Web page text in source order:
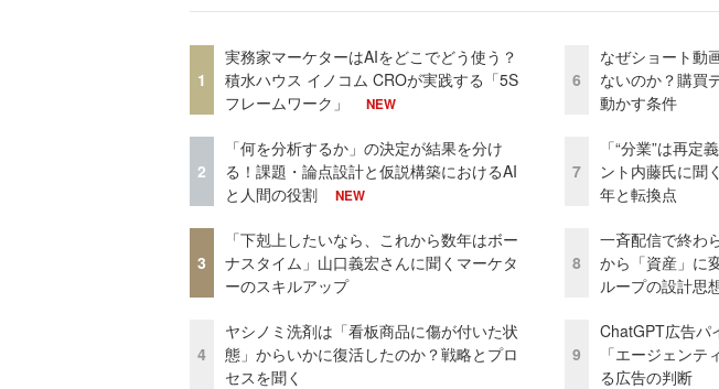
1
実務家マーケターはAIをどこでどう使う？
積水ハウス イノコム CROが実践する「5S
フレームワーク」
NEW
2
「何を分析するか」の決定が結果を分け
る！課題・論点設計と仮説構築におけるAI
と人間の役割
NEW
3
「下剋上したいなら、これから数年はボー
ナスタイム」山口義宏さんに聞くマーケタ
ーのスキルアップ
4
ヤシノミ洗剤は「看板商品に傷が付いた状
態」からいかに復活したのか？戦略とプロ
セスを聞く
6
なぜショート動
ないのか？購買
動かす条件
7
「“分業”は再定
ント内藤氏に聞
年と転換点
8
一斉配信で終わ
から「資産」に
ループの設計思
9
ChatGPT広告
「エージェンテ
る広告の判断